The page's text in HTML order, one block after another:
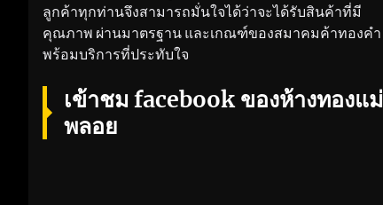
ลูกค้าทุกท่านจึงสามารถมั่นใจได้ว่าจะได้รับสินค้าที่มี
คุณภาพ ผ่านมาตรฐาน และเกณฑ์ของสมาคมค้าทองคำ
พร้อมบริการที่ประทับใจ
เข้าชม facebook ของห้างทองแม่
พลอย